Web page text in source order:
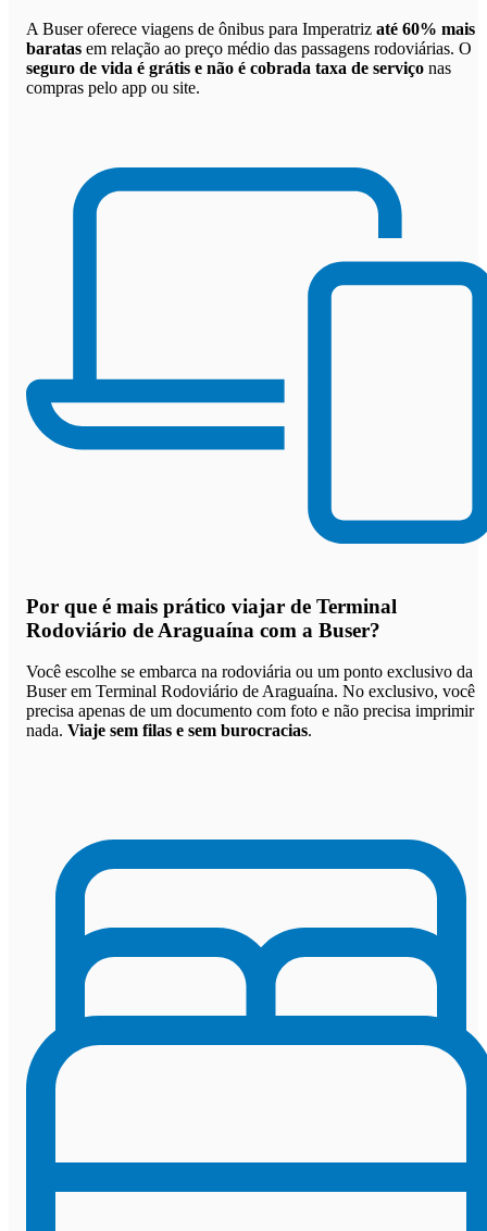
A Buser oferece viagens de ônibus para Imperatriz até 60% mais
baratas em relação ao preço médio das passagens rodoviárias. O
seguro de vida é grátis e não é cobrada taxa de serviço nas
compras pelo app ou site.
Por que é mais prático viajar de Terminal
Rodoviário de Araguaína com a Buser?
Você escolhe se embarca na rodoviária ou um ponto exclusivo da
Buser em Terminal Rodoviário de Araguaína. No exclusivo, você
precisa apenas de um documento com foto e não precisa imprimir
nada. Viaje sem filas e sem burocracias.